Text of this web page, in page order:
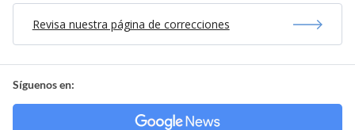
Revisa nuestra página de correcciones
Síguenos en: